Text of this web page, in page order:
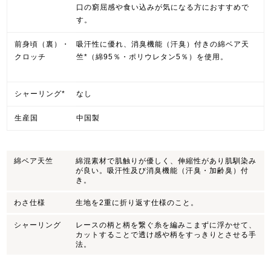
口の窮屈感や食い込みが気になる方におすすめで
す。
前身頃（裏）・
クロッチ
吸汗性に優れ、消臭機能（汗臭）付きの綿ベア天
竺*（綿95％・ポリウレタン5％）を使用。
シャーリング* なし
生産国 中国製
綿ベア天竺
綿混素材で肌触りが優しく、伸縮性があり肌馴染み
が良い。吸汗性及び消臭機能（汗臭・加齢臭）付
き。
わさ仕様 生地を2重に折り返す仕様のこと。
シャーリング
レースの柄と柄を繋ぐ糸を編みこまずに浮かせて、
カットすることで透け感や柄をすっきりとさせる手
法。